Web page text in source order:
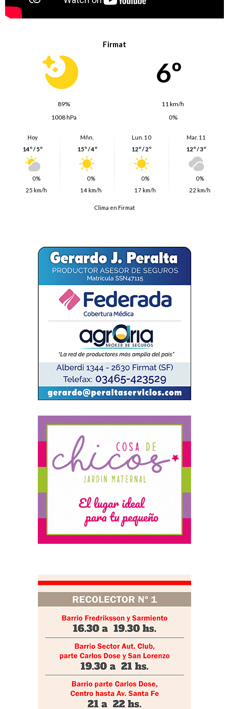
Firmat
6º
89%
11 km/h
1008 hPa
0%
Hoy
14º / 5º
0%
25 km/h
Mñn.
15º / 4º
0%
14 km/h
Lun. 10
12º / 2º
0%
17 km/h
Mar. 11
12º / 3º
0%
22 km/h
Clima en Firmat